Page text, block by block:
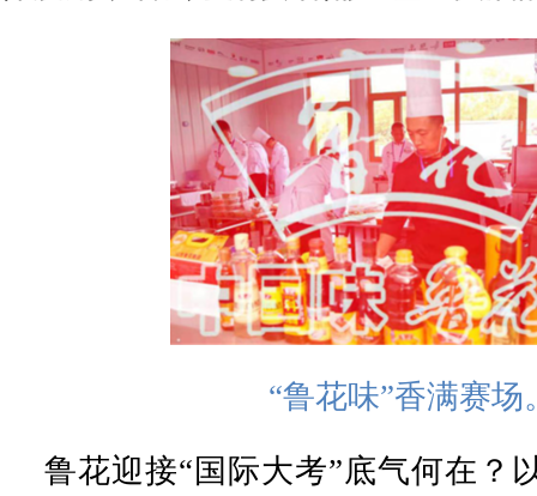
“鲁花味”香满赛场
鲁花迎接“国际大考”底气何在？